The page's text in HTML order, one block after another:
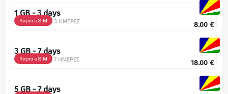
1 GB - 3 days
Κάρτα eSIM 3 ΗΜΕΡΕΣ 8.00 €
3 GB - 7 days
Κάρτα eSIM 7 ΗΜΕΡΕΣ 18.00 €
5 GB - 7 days